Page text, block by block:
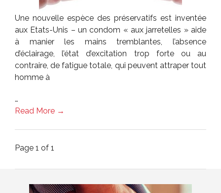
Une nouvelle espèce des préservatifs est inventée
aux Etats-Unis – un condom « aux jarretelles » aide
à manier les mains tremblantes, l’absence
d’éclairage, l’état d’excitation trop forte ou au
contraire, de fatigue totale, qui peuvent attraper tout
homme à
…
Read More →
Page 1 of 1